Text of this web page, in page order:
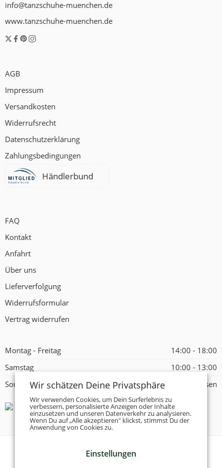
info@tanzschuhe-muenchen.de
www.tanzschuhe-muenchen.de
AGB
Impressum
Versandkosten
Widerrufsrecht
Datenschutzerklärung
Zahlungsbedingungen
Händlerbund
FAQ
Kontakt
Anfahrt
Über uns
Lieferverfolgung
Widerrufsformular
Vertrag widerrufen
Montag - Freitag
14:00 - 18:00
Samstag
10:00 - 13:00
Sonntag
Geschlossen
Tanzschuhe Otto München e.K.
Wir schätzen Deine Privatsphäre
Wir verwenden Cookies, um Dein Surferlebnis zu
verbessern, personalisierte Anzeigen oder Inhalte
einzusetzen und unseren Datenverkehr zu analysieren.
Wenn Du auf „Alle akzeptieren" klickst, stimmst Du der
Anwendung von Cookies zu.
Einstellungen